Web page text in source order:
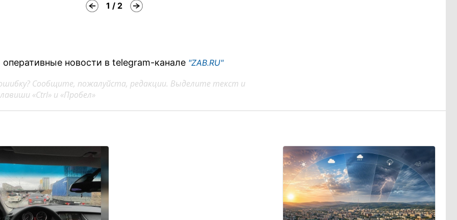
1 / 2
новости в telegram-канале "ZAB.RU"
Сообщите, пожалуйста, редакции. Выделите текст и
«Ctrl» и «Пробел»